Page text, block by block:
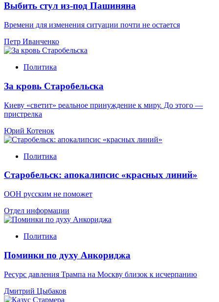
Выбить стул из-под Пашиняна
Времени для изменения ситуации почти не остается
Петр Иванченко
Политика
За кровь Старобельска
Киеву «светит» реальное принуждение к миру. До этого —
пристрелка
Юрий Котенок
Политика
Старобельск: апокалипсис «красных линий»
ООН русским не поможет
Отдел информации
Политика
Поминки по духу Анкориджа
Ресурс давления Трампа на Москву близок к исчерпанию
Дмитрий Цыбаков